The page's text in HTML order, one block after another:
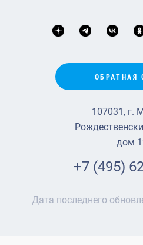
ОБРАТНАЯ
107031, г.
дом
+7 (495)
Дата последнего